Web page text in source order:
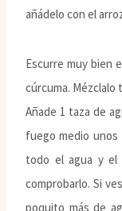
añádelo con el
Escurre muy bien
cúrcuma. Mézclalo
Añade 1 taza de
fuego medio unos
todo el agua y el
comprobarlo. Si
poquito más de